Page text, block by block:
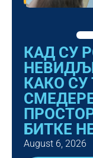
КАД СУ
КАКО СУ
БИТКЕ
August 6, 2026